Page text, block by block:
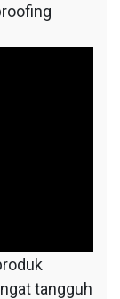
tangguh